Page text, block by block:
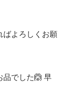
ばよろしくお願
品でした🙆 早